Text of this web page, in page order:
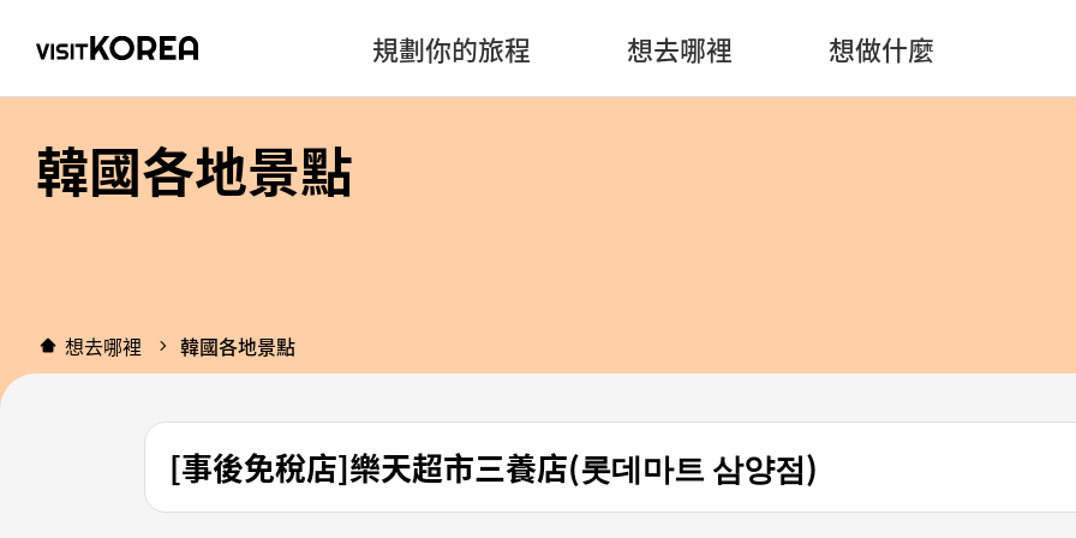
規劃你的旅程 想去哪裡 想做什麼
韓國各地景點
想去哪裡 韓國各地景點
[事後免稅店]樂天超市三養店(롯데마트 삼양점)